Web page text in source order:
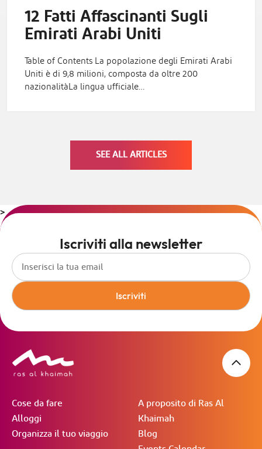
12 Fatti Affascinanti Sugli
Emirati Arabi Uniti
Table of Contents La popolazione degli Emirati Arabi
Uniti è di 9,8 milioni, composta da oltre 200
nazionalitàLa lingua ufficiale…
SEE ALL ARTICLES
>
Iscriviti alla newsletter
Iscriviti
Cose da fare
Alloggi
Organizza il tuo viaggio
A proposito di Ras Al
Khaimah
Blog